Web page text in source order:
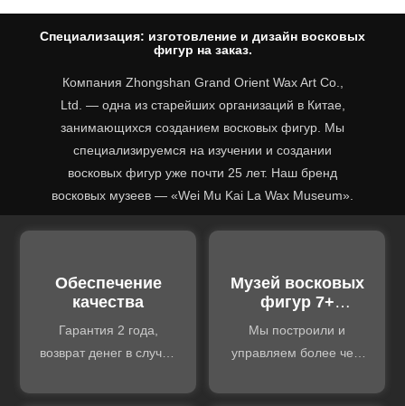
Специализация: изготовление и дизайн восковых
фигур на заказ.
Компания Zhongshan Grand Orient Wax Art Co.,
Ltd. — одна из старейших организаций в Китае,
занимающихся созданием восковых фигур. Мы
специализируемся на изучении и создании
восковых фигур уже почти 25 лет. Наш бренд
восковых музеев — «Wei Mu Kai La Wax Museum».
Обеспечение
качества
Гарантия 2 года,
возврат денег в случае
качества. Пожизненная
Музей восковых
фигур 7+
Мы построили и
управляем более чем
музеями восковых